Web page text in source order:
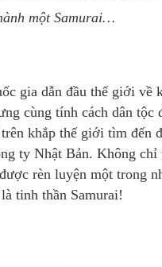
một Samurai…
gia dẫn đầu thế giới
cùng tính cách dân
khắp thế giới tìm đến
ty Nhật Bản. Không
rèn luyện một trong
tinh thần Samurai!